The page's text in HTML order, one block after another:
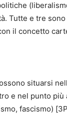
Tutte e tre
il concetto
situarsi
e nel punto
fascismo)